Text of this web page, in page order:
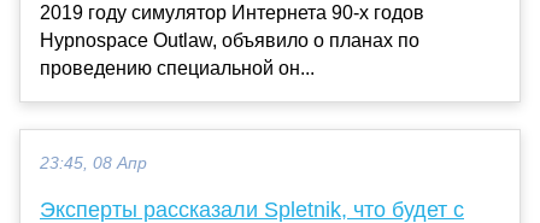
2019 году симулятор Интернета 90-х годов
Hypnospace Outlaw, объявило о планах по
проведению специальной он...
23:45, 08 Апр
Эксперты рассказали Spletnik, что будет с